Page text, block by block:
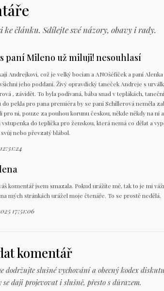
ke článku. Sdílejte své názory, obavy i rady.
paní Mileno už miluji! nesouhlasí
Andrejkovi, což je velký bocian a ANOšéfíček a paní
jeho poddaní. Živý opravdický taneček Andreje s
, závidět. To byla podívaná, bába snad v teplákách,
do pekla pro pana premiéra by se paní Schillerová neměla
pro ni, pouze za pouhou korunu českou, někde někdy na ni
vstupenka do teplíčka pro ženskou, která nemá co dělat a
nebo převzatý blábol.
komentář jsem smazala. Pokud urážíte mě, tak to je mi
mých stránkách urážel moje čtenáře. To se prostě nedělá.
17:51:06
komentář
dodržujte slušné vychování a obecný kodex
se daji projevovat i slušně, přesto s důrazem.